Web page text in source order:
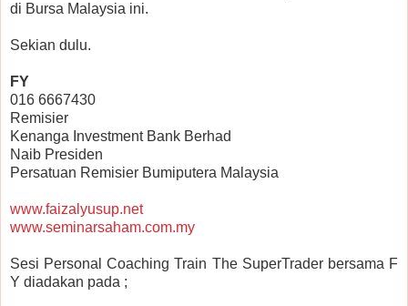
di Bursa Malaysia ini.
Sekian dulu.
FY
016 6667430
Remisier
Kenanga Investment Bank Berhad
Naib Presiden
Persatuan Remisier Bumiputera Malaysia
www.faizalyusup.net
www.seminarsaham.com.my
Sesi Personal Coaching Train The SuperTrader bersama F
Y diadakan pada ;